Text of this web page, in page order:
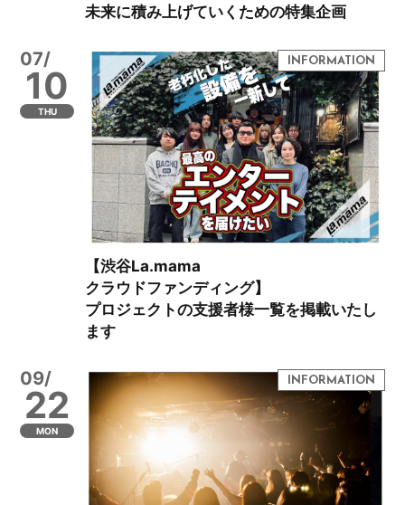
未来に積み上げていくための特集企画
07/
10
THU
【渋谷La.mama
クラウドファンディング】
プロジェクトの支援者様一覧を掲載いたし
ます
09/
22
MON